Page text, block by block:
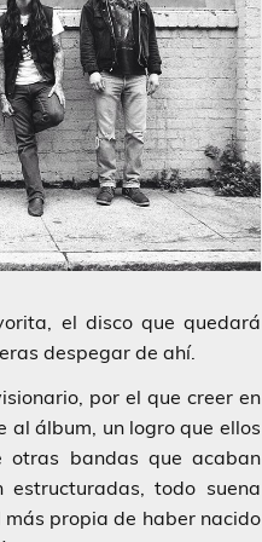
el disco que quedará
despegar de ahí.
por el que creer en
al álbum, un logro que ellos
otras bandas que acaban
estructuradas, todo suena
propia de haber nacido